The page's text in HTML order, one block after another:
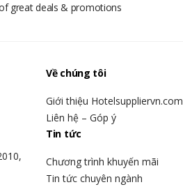
great deals & promotions
Về chúng tôi
Giới thiệu Hotelsuppliervn.com
Liên hệ – Góp ý
Tin tức
Chương trình khuyến mãi
Tin tức chuyên ngành